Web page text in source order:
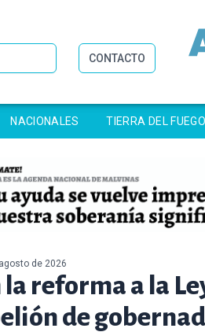
CONTACTO
NACIONALES TIERRA DEL FUEGO
de 2026
reforma a la
de